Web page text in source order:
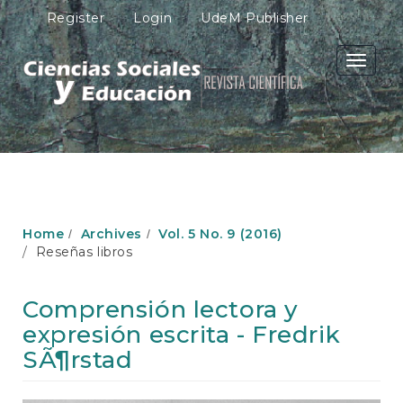
M
a
i
n
N
a
v
i
g
n
n
C
o
n
Register Login UdeM Publisher
Toggle
Home Archives
Vol. 5 No. 9 (2016)
Reseñas libros
Comprensión lectora y
expresión escrita - Fredrik
SÃ¶rstad